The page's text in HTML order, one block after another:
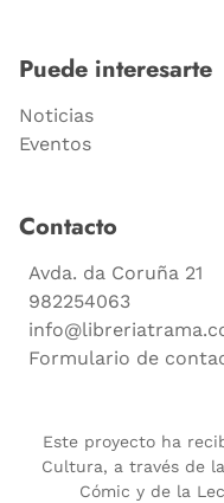
Puede interesarte
Noticias
Eventos
Contacto
Avda. da Coruña 21
982254063
Formulario de
Este proyecto ha
Cultura, a través de
Cómic y de la